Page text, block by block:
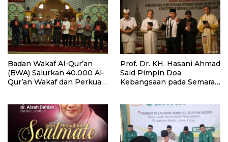
Badan Wakaf Al-Qur’an
(BWA) Salurkan 40.000 Al-
Qur’an Wakaf dan Perkuat
Prof. Dr. KH. Hasani Ahmad
Said Pimpin Doa
Kebangsaan pada Semarak
dan Pemasyarakatan RI